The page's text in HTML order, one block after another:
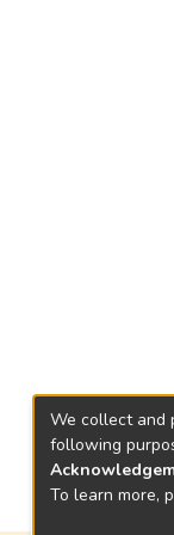
We collect and
following
To learn more,